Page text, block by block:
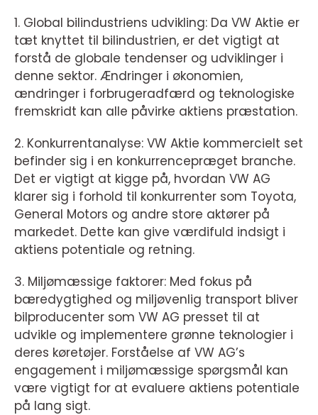
1. Global bilindustriens udvikling: Da VW Aktie er
tæt knyttet til bilindustrien, er det vigtigt at
forstå de globale tendenser og udviklinger i
denne sektor. Ændringer i økonomien,
ændringer i forbrugeradfærd og teknologiske
fremskridt kan alle påvirke aktiens præstation.
2. Konkurrentanalyse: VW Aktie kommercielt set
befinder sig i en konkurrencepræget branche.
Det er vigtigt at kigge på, hvordan VW AG
klarer sig i forhold til konkurrenter som Toyota,
General Motors og andre store aktører på
markedet. Dette kan give værdifuld indsigt i
aktiens potentiale og retning.
3. Miljømæssige faktorer: Med fokus på
bæredygtighed og miljøvenlig transport bliver
bilproducenter som VW AG presset til at
udvikle og implementere grønne teknologier i
deres køretøjer. Forståelse af VW AG’s
engagement i miljømæssige spørgsmål kan
være vigtigt for at evaluere aktiens potentiale
på lang sigt.